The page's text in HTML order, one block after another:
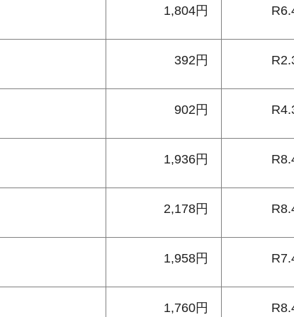
1,804円
392円
902円
1,936円
2,178円
1,958円
1,760円